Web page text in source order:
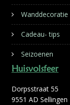
Wanddecoratie
Cadeau- tips
Seizoenen
Huisvolsfeer
Dorpsstraat 55
9551 AD Sellingen